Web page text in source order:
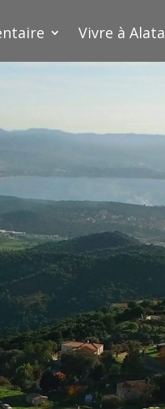
Vivre à Alata